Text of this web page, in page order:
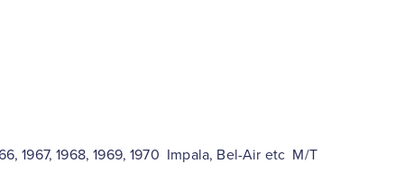
1967, 1968, 1969, 1970 Impala, Bel-Air etc M/T